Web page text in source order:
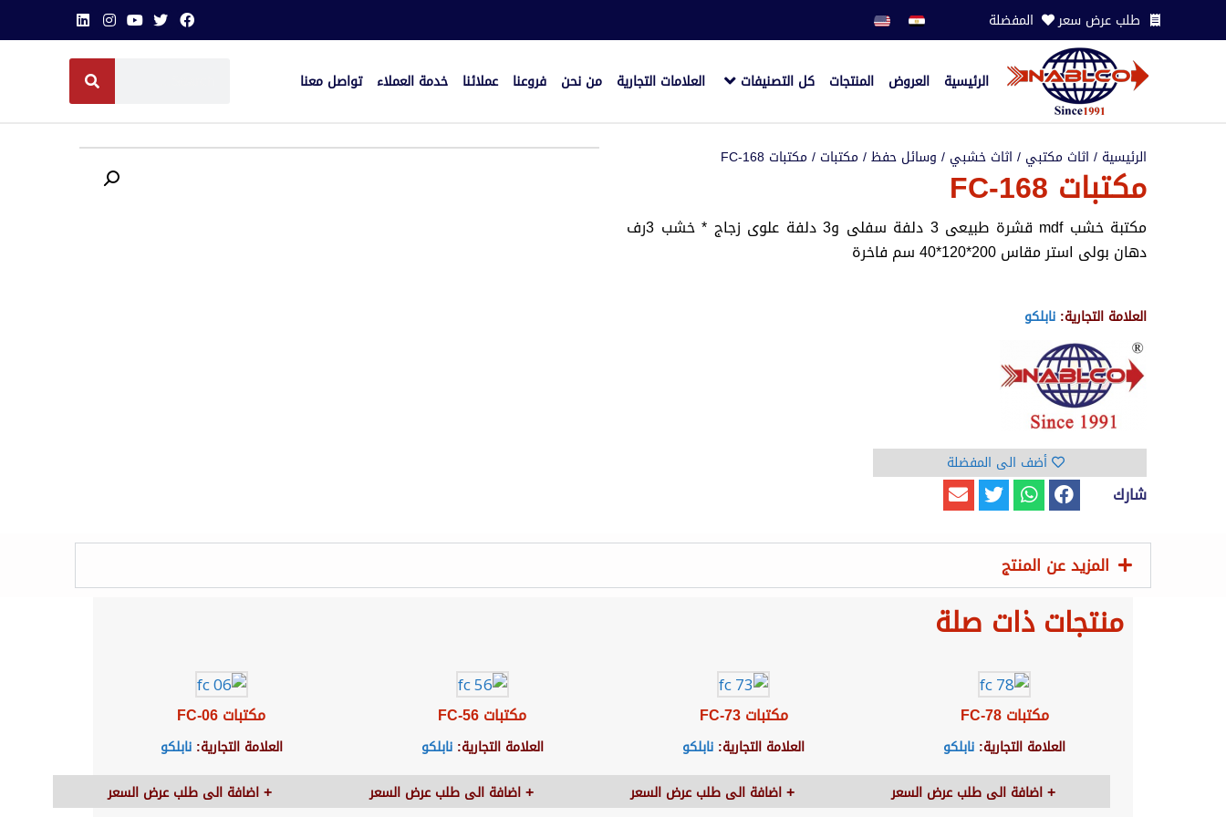
طلب عرض سعر المفضلة
الرئيسية العروض المنتجات كل التصنيفات العلامات التجارية من نحن فروعنا عملائنا خدمة العملاء تواصل معنا
الرئيسية / اثاث مكتبي / اثاث خشبي / وسائل حفظ/مكتبات / مكتبات FC-168
مكتبات FC-168
مكتبة خشب mdf قشرة طبيعى 3 دلفة سفلى و3 دلفة علوى زجاج * خشب 3رف
دهان بولى استر مقاس 200*120*40 سم فاخرة
العلامة التجارية: نابلكو
أضف الى المفضلة
شارك
المزيد عن المنتج
منتجات ذات صلة
مكتبات FC-78
العلامة التجارية: نابلكو
اضافة الى طلب عرض السعر
مكتبات FC-73
العلامة التجارية: نابلكو
اضافة الى طلب عرض السعر
مكتبات FC-56
العلامة التجارية:نابلكو
اضافة الى طلب عرض السعر
مكتبات FC-06
العلامة التجارية:نابلكو
اضافة الى طلب عرض السعر